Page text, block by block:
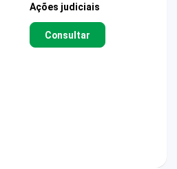
Ações judiciais
Consultar